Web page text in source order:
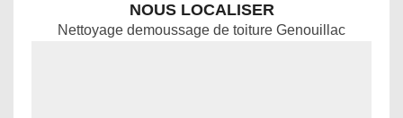
NOUS LOCALISER
Nettoyage demoussage de toiture Genouillac